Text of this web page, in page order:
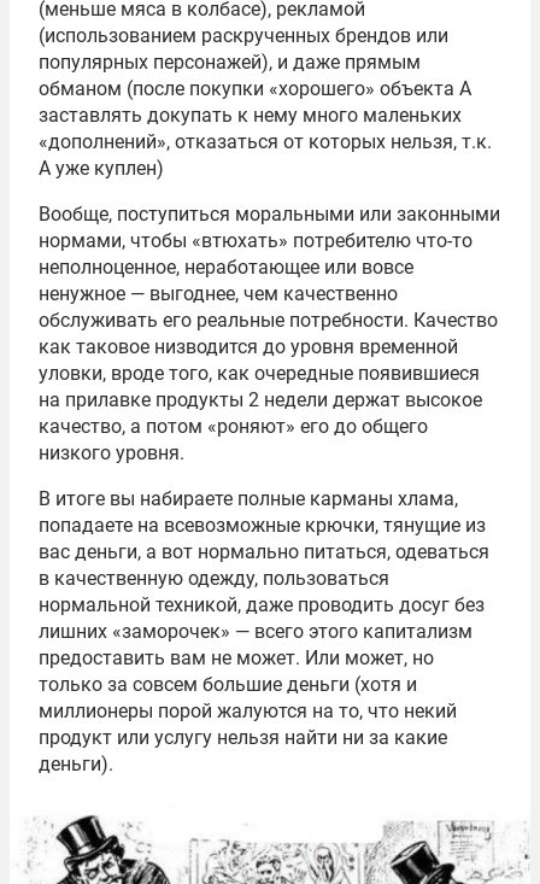
(меньше мяса в колбасе), рекламой
(использованием раскрученных брендов или
популярных персонажей), и даже прямым
обманом (после покупки «хорошего» объекта А
заставлять докупать к нему много маленьких
«дополнений», отказаться от которых нельзя, т.к.
А уже куплен)
Вообще, поступиться моральными или законными
нормами, чтобы «втюхать» потребителю что-то
неполноценное, неработающее или вовсе
ненужное — выгоднее, чем качественно
обслуживать его реальные потребности. Качество
как таковое низводится до уровня временной
уловки, вроде того, как очередные появившиеся
на прилавке продукты 2 недели держат высокое
качество, а потом «роняют» его до общего
низкого уровня.
В итоге вы набираете полные карманы хлама,
попадаете на всевозможные крючки, тянущие из
вас деньги, а вот нормально питаться, одеваться
в качественную одежду, пользоваться
нормальной техникой, даже проводить досуг без
лишних «заморочек» — всего этого капитализм
предоставить вам не может. Или может, но
только за совсем большие деньги (хотя и
миллионеры порой жалуются на то, что некий
продукт или услугу нельзя найти ни за какие
деньги).